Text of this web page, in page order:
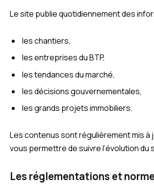
Le site publie quotidiennement des
les chantiers,
les entreprises du BTP,
les tendances du marché,
les décisions gouvernementales,
les grands projets immobiliers.
Les contenus sont régulièrement mis à
vous permettre de suivre l’évolution du
Les réglementations et